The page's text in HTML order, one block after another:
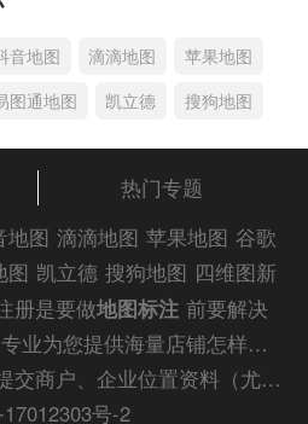
音地图 滴滴地图
苹果地图
图通地图 凯立德 搜狗地图
热门专题
地图 滴滴地图 苹果地图 谷歌
图 凯立德 搜狗地图 四维图新
手机地图 搜搜地图 好搜地图
地图 美团地图 大众点评地图
册是要做地图标注 前要解决
专业为您提供海量店铺怎样显
，为您的企业商户、门店地图
声明：我们只是代客户提交商户、企业位置资料（尤其是不会操作觉得繁琐的客户），不是地图标注平台方。所提供服务为商业有偿帮助咨询人工服务费，全程都是人工提交资料，自身并不能对第三方网站的原始内容进行编辑，请知悉。
号-2